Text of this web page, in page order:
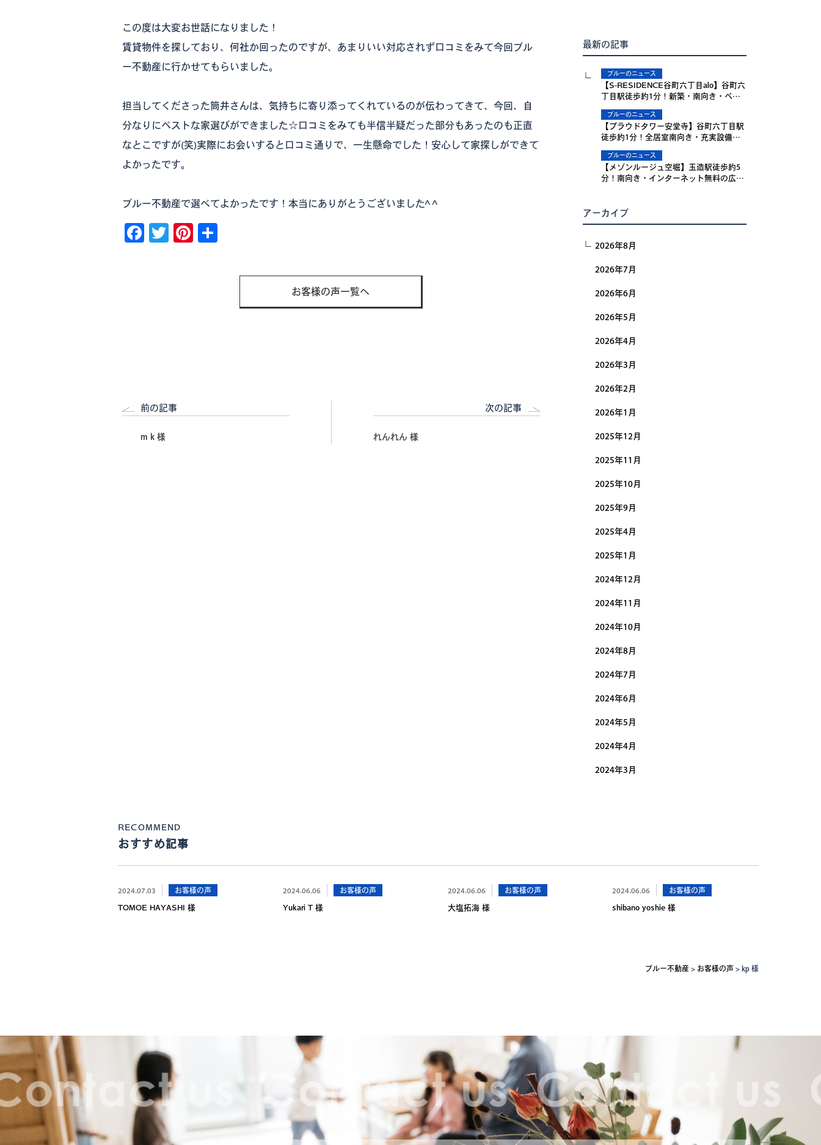
この度は大変お世話になりました！
賃貸物件を探しており、何社か回ったのですが、あまりいい対応されず口コミをみて今回ブル
ー不動産に行かせてもらいました。
担当してくださった筒井さんは、気持ちに寄り添ってくれているのが伝わってきて、今回、自
分なりにベストな家選びができました☆口コミをみても半信半疑だった部分もあったのも正直
なとこですが(笑)実際にお会いすると口コミ通りで、一生懸命でした！安心して家探しができて
よかったです。
ブルー不動産で選べてよかったです！本当にありがとうございました^ ^
Facebook
TwitterPinterest
お客様の声一覧へ
前の記事
m k 様
次の記事
れんれん 様
最新の記事
ブルーのニュース
【S-RESIDENCE谷町六丁目alo】谷町六
丁目駅徒歩約1分！新築・南向き・ペッ
ブルーのニュース
【プラウドタワー安堂寺】谷町六丁目駅
徒歩約1分！全居室南向き・充実設備の
ブルーのニュース
【メゾンルージュ空堀】玉造駅徒歩約5
分！南向き・インターネット無料の広々
アーカイブ
2026年8月
2026年7月
2026年6月
2026年5月
2026年4月
2026年3月
2026年2月
2026年1月
2025年12月
2025年11月
2025年10月
2025年9月
2025年4月
2025年1月
2024年12月
2024年11月
2024年10月
2024年8月
2024年7月
2024年6月
2024年5月
2024年4月
2024年3月
RECOMMEND
おすすめ記事
2024.07.03 お客様の声
TOMOE HAYASHI 様
2024.06.06 お客様の声
Yukari T 様
2024.06.06 お客様の声
大塩拓海 様
2024.06.06 お客様の声
shibano yoshie 様
ブルー不動産 > お客様の声 > kp 様